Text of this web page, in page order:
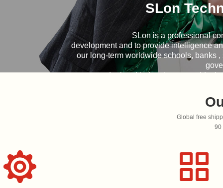
SLon
SLon is a professional
development and to provide intelligence
our long-term worldwide schools, banks
and related industries to provide
Global free
90